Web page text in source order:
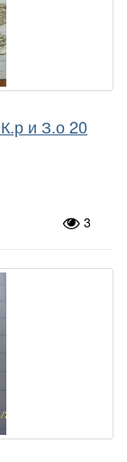
и З.о 20
3